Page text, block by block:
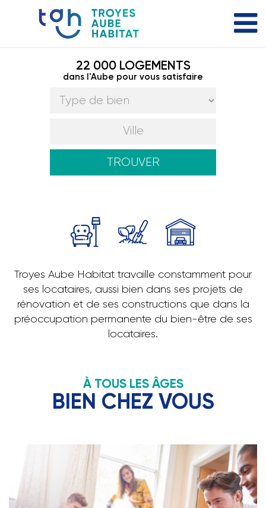
22 000 LOGEMENTS
dans l'Aube pour vous satisfaire
TROUVER
Troyes Aube Habitat travaille constamment pour
ses locataires, aussi bien dans ses projets de
rénovation et de ses constructions que dans la
préoccupation permanente du bien-être de ses
locataires.
À TOUS LES ÂGES
BIEN CHEZ VOUS